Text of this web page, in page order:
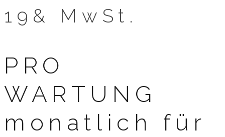
19& MwSt.
PRO
WARTUNG
monatlich für